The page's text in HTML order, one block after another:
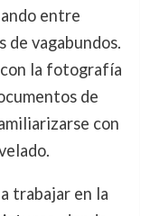
entre
vagabundos.
la fotografía
de
con
trabajar en la